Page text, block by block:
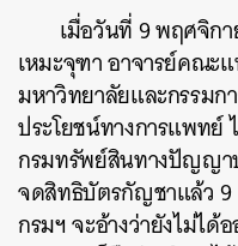
เมื่อวันที่ 9 พฤศจิก
เหมะจุฑา อาจารย์คณ
มหาวิทยาลัยและกรรม
ประโยชน์ทางการแพทย์
กรมทรัพย์สินทางปัญญา
จดสิทธิบัตรกัญชาแล้ว 9
กรมฯ จะอ้างว่ายังไม่ได้